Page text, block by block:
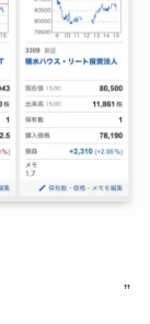
”